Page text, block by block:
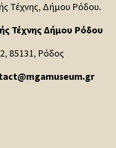
Τέχνης, Δήμου Ρόδου.
Τέχνης Δήμου Ρόδου
85131, Ρόδος